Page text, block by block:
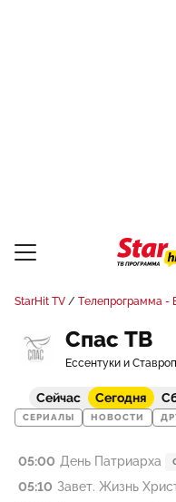
StarHit TV Телепрограмма -
Спас ТВ
Ессентуки и
Сейчас Сегодня
СЕРИАЛЫ НОВОСТИ
05:00 День Патриарха
05:10 Завет. Жизнь